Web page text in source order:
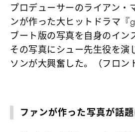
プロデューサーのライアン・
ンが作った大ヒットドラマ『
ブート版の写真を自身のイン
その写真にシュー先生役を演
ソンが大興奮した。（フロン
ファンが作った写真が話